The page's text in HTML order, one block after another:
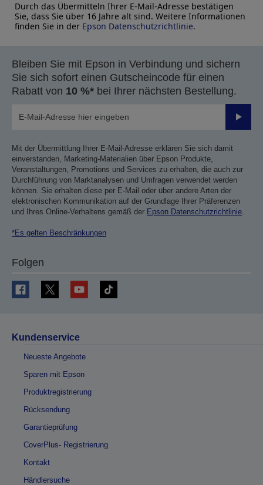
Durch das Übermitteln Ihrer E-Mail-Adresse bestätigen
Sie, dass Sie über 16 Jahre alt sind. Weitere Informationen
finden Sie in der Epson Datenschutzrichtlinie.
Bleiben Sie mit Epson in Verbindung und sichern
Sie sich sofort einen Gutscheincode für einen
Rabatt von 10 %* bei Ihrer nächsten Bestellung.
Mit der Übermittlung Ihrer E-Mail-Adresse erklären Sie sich damit
einverstanden, Marketing-Materialien über Epson Produkte,
Veranstaltungen, Promotions und Services zu erhalten, die auch zur
Durchführung von Marktanalysen und Umfragen verwendet werden
können. Sie erhalten diese per E-Mail oder über andere Arten der
elektronischen Kommunikation auf der Grundlage Ihrer Präferenzen
und Ihres Online-Verhaltens gemäß der Epson Datenschutzrichtlinie.
*Es gelten Beschränkungen
Folgen
Kundenservice
Neueste Angebote
Sparen mit Epson
Produktregistrierung
Rücksendung
Garantieprüfung
CoverPlus- Registrierung
Kontakt
Händlersuche